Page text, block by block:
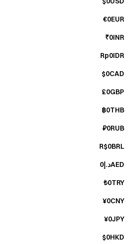
€0EUR
₹0INR
Rp0IDR
$0CAD
£0GBP
฿0THB
₽0RUB
R$0BRL
د.إ0AED
₺0TRY
¥0CNY
¥0JPY
$0HKD